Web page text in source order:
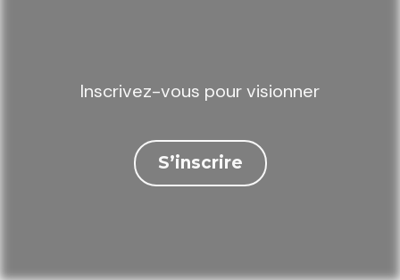
Inscrivez-vous pour visionner
S’inscrire